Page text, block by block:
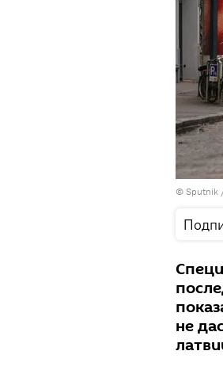
© Sputnik
не